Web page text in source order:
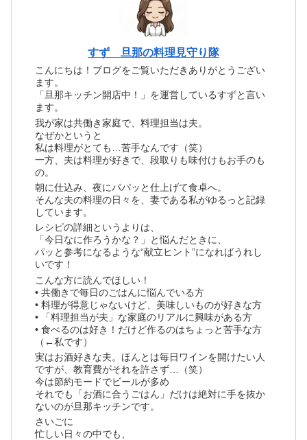
すず 旦那の料理見守り隊
こんにちは！ブログをご覧いただきありがとうござい
ます。
「旦那キッチン開店中！」を運営しているすずと言い
ます。
我が家は共働き家庭で、料理担当は夫。
なぜかというと
私は料理がとても…苦手なんです（笑）
一方、夫は料理が好きで、段取りも味付けもお手のも
の。
朝に仕込み、夜にパパッと仕上げて食卓へ。
そんな夫の料理の日々を、妻である私がゆるっと記録
しています。
レシピの詳細というよりは、
「今日なに作ろうかな？」と悩んだときに、
パッと参考になるような“献立ヒント”になればうれし
いです！
こんな方に読んでほしい！
• 共働きで毎日のごはんに悩んでいる方
• 料理が得意じゃないけど、美味しいものが好きな方
• 「料理担当が夫」な家庭のリアルに興味がある方
• 食べるのは好き！だけど作るのはちょっと苦手な方
（←私です）
実はお酒好きな夫。ほんとは毎日ワインを開けたい人
ですが、教育費がそれを許さず…（笑）
今は節約モードでビールが多め
それでも「お酒に合うごはん」だけは絶対に手を抜か
ないのが旦那キッチンです。
さいごに
忙しい日々の中でも、